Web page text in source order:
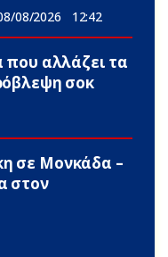
08/2026 12:42
αλλάζει τα
σoκ
σε Μονκάδα –
στον